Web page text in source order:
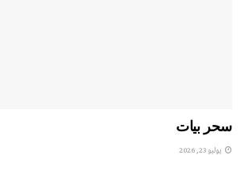
سحر بيات
يوليو 23, 2026